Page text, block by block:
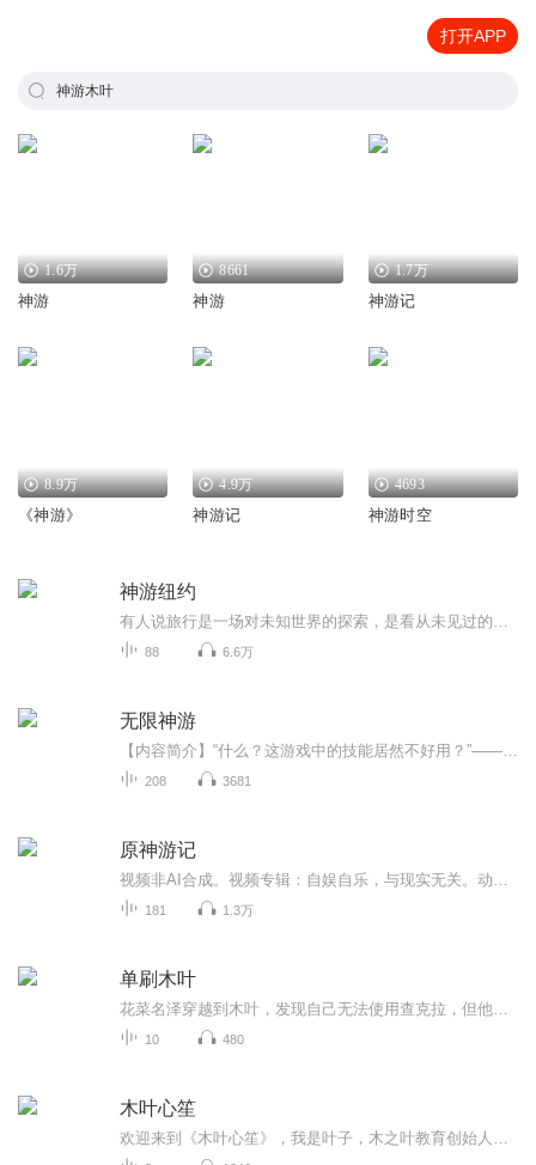
打开APP
神游木叶
1.6万
神游
8661
神游
1.7万
神游记
8.9万
《神游》
4.9万
神游记
4693
神游时空
神游纽约
88 6.6万
无限神游
208 3681
原神游记
181 1.3万
单刷木叶
10 480
木叶心笙